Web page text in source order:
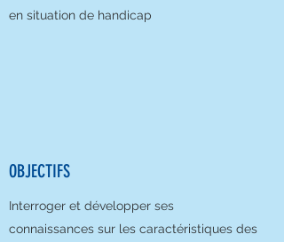
en situation de handicap
OBJECTIFS
Interroger et développer ses
connaissances sur les caractéristiques des